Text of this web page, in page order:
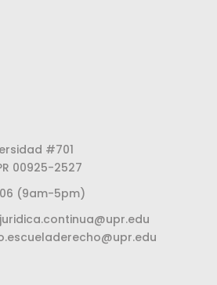
#701
00925-2527
(9am-5pm)